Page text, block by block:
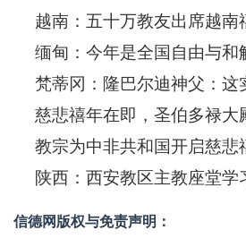
越南：五十万教友出席越南
缅甸：今年是全国自由与和
教宗为中非共和国开启慈悲
信德网版权与免责声明：